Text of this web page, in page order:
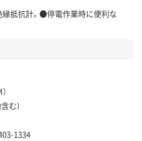
抵抗計。●停電作業時に便利な
む）
1334